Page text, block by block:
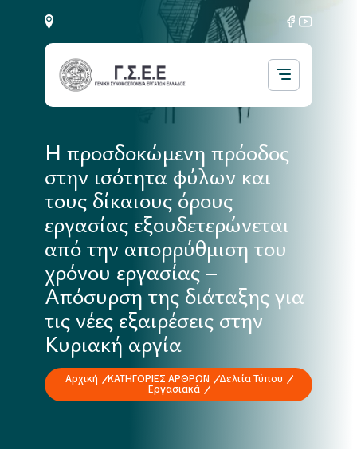
Η προσδοκώμενη πρόοδος
στην ισότητα φύλων και
τους δίκαιους όρους
εργασίας εξουδετερώνεται
από την απορρύθμιση του
χρόνου εργασίας –
Απόσυρση της διάταξης για
τις νέες εξαιρέσεις στην
Κυριακή αργία
Αρχική ΚΑΤΗΓΟΡΙΕΣ ΑΡΘΡΩΝ
Δελτία Τύπου
Εργασιακά